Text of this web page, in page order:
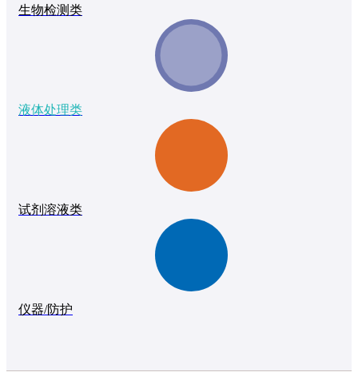
生物检测类
液体处理类
试剂溶液类
仪器/防护